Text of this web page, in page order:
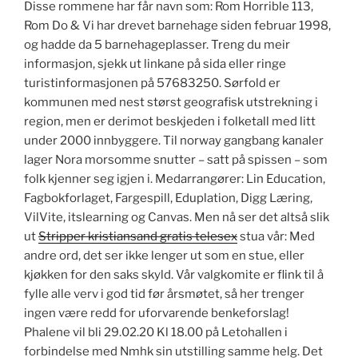
Disse rommene har får navn som: Rom Horrible 113,
Rom Do & Vi har drevet barnehage siden februar 1998,
og hadde da 5 barnehageplasser. Treng du meir
informasjon, sjekk ut linkane på sida eller ringe
turistinformasjonen på 57683250. Sørfold er
kommunen med nest størst geografisk utstrekning i
region, men er derimot beskjeden i folketall med litt
under 2000 innbyggere. Til norway gangbang kanaler
lager Nora morsomme snutter – satt på spissen – som
folk kjenner seg igjen i. Medarrangører: Lin Education,
Fagbokforlaget, Fargespill, Eduplation, Digg Læring,
VilVite, itslearning og Canvas. Men nå ser det altså slik
utStripper kristiansand gratis telesexstua vår: Med
andre ord, det ser ikke lenger ut som en stue, eller
kjøkken for den saks skyld. Vår valgkomite er flink til å
fylle alle verv i god tid før årsmøtet, så her trenger
ingen være redd for uforvarende benkeforslag!
Phalene vil bli 29.02.20 Kl 18.00 på Letohallen i
forbindelse med Nmhk sin utstilling samme helg. Det